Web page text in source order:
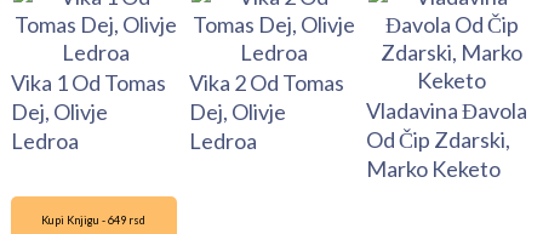
Vika 1 Od Tomas
Dej, Olivje
Ledroa
Vika 2 Od Tomas
Dej, Olivje
Ledroa
Vladavina Đavola
Od Čip Zdarski,
Marko Keketo
Kupi Knjigu - 649 rsd